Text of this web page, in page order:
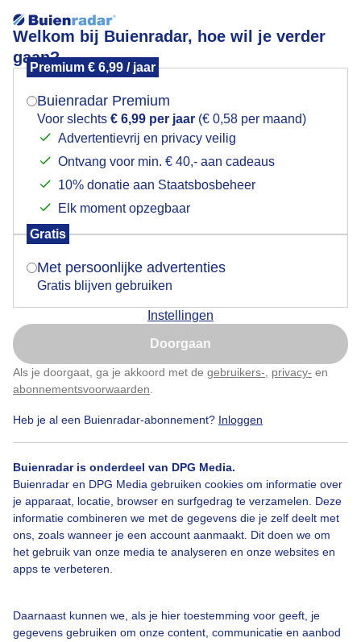
Welkom bij Buienradar, hoe wil je verder
gaan?
Premium € 6,99 / jaar
Buienradar Premium
Voor slechts € 6,99 per jaar (€ 0,58 per maand)
Advertentievrij en privacy veilig
Ontvang voor min. € 40,- aan cadeaus
10% donatie aan Staatsbosbeheer
Elk moment opzegbaar
Gratis
Met persoonlijke advertenties
Gratis blijven gebruiken
Instellingen
Doorgaan
Als je doorgaat, ga je akkoord met de gebruikers- privacy- en
abonnementsvoorwaarden
Heb je al een Buienradar-abonnement? Inloggen
Buienradar is onderdeel van DPG Media.
Buienradar en DPG Media gebruiken cookies om informatie over
je apparaat, locatie, browser en surfgedrag te verzamelen. Deze
informatie combineren we met de gegevens die je zelf deelt met
ons, zoals wanneer je een account aanmaakt. Dit doen we om
het gebruik van onze media te analyseren en onze websites en
apps te verbeteren.
Daarnaast kunnen we, als je hier toestemming voor geeft, je
gegevens gebruiken om onze content, communicatie en aanbod
Dreigende luchten
Door: Geeske Harkema Gemaakt: 13-05-2026, 62x bekeken
Bekijk slideshow
Mogen we je locatie gebruiken voor het
Indien je hier nog geen akkoord op hebt gegeven,
verschijnt er zo een pop-up uit je browser waarin
Is goed, toon de popup
Nu niet, misschien later
Klik hierom dit aan te passen